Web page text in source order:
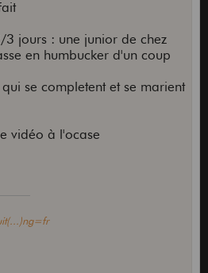
jours : une junior de chez
en humbucker d'un coup
se completent et se marient
vidéo à l'ocase